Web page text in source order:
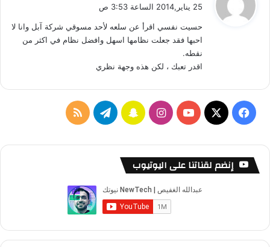
ل
25 يناير,2014 الساعة 3:53 ص
حسيت نفسي اقرأ عن سلعه لأحد مسوقي شركة آبل وانا لا
احبها فقد جعلت نظامها اسهل وافضل نظام في اكثر من
نقطه.
اقدر تعبك ، لكن هذه وجهة نظري
س
ك
o
u
u
س
ت
ر
س
ا
ب
ت
ش
ق
ر
ا
ص
ا
ل
إنضم لقناتنا على اليوتيوب